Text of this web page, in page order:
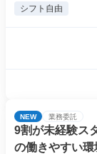
シフト自由
NEW 業務委託
9割が未経験ス
の働きやすい